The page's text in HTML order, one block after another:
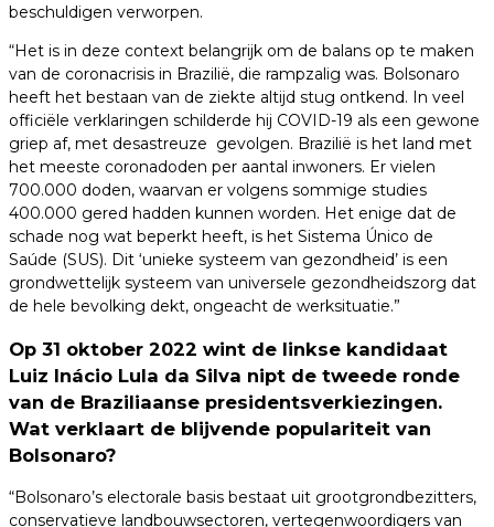
beschuldigen verworpen.
“Het is in deze context belangrijk om de balans op te maken
van de coronacrisis in Brazilië, die rampzalig was. Bolsonaro
heeft het bestaan van de ziekte altijd stug ontkend. In veel
officiële verklaringen schilderde hij COVID-19 als een gewone
griep af, met desastreuze gevolgen. Brazilië is het land met
het meeste coronadoden per aantal inwoners. Er vielen
700.000 doden, waarvan er volgens sommige studies
400.000 gered hadden kunnen worden. Het enige dat de
schade nog wat beperkt heeft, is het Sistema Único de
Saúde (SUS). Dit ‘unieke systeem van gezondheid’ is een
grondwettelijk systeem van universele gezondheidszorg dat
de hele bevolking dekt, ongeacht de werksituatie.”
Op 31 oktober 2022 wint de linkse kandidaat
Luiz Inácio Lula da Silva nipt de tweede ronde
van de Braziliaanse presidentsverkiezingen.
Wat verklaart de blijvende populariteit van
Bolsonaro?
“Bolsonaro’s electorale basis bestaat uit grootgrondbezitters,
conservatieve landbouwsectoren, vertegenwoordigers van